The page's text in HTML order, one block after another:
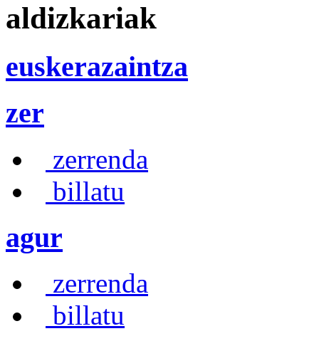
aldizkariak
euskerazaintza
zer
zerrenda
billatu
agur
zerrenda
billatu